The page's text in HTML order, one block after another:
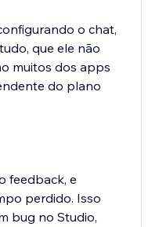
o chat,
que ele não
muitos dos apps
do plano
feedback, e
perdido. Isso
bug no Studio,